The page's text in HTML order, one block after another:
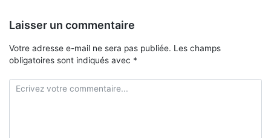
Laisser un commentaire
Votre adresse e-mail ne sera pas publiée. Les champs
obligatoires sont indiqués avec *